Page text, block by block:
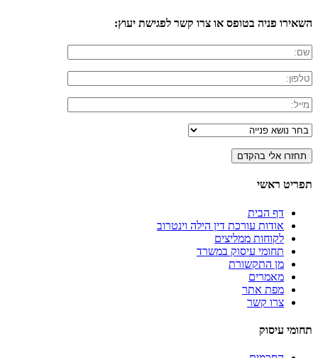
השאירו פניה בטופס או צרו קשר לפגישת יעוץ:
תפריט ראשי
דף הבית
אודות עורכת דין הילה וינטרוב
לקוחות ממליצים
תחומי עיסוק במשרד
מן התקשורת
מאמרים
מפת אתר
צרו קשר
תחומי עיסוק